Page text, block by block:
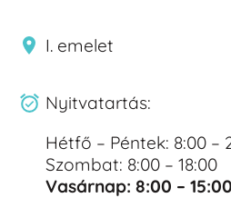
I. emelet
Nyitvatartás:
Hétfő – Péntek: 8:00 –
Szombat: 8:00 – 18:00
Vasárnap: 8:00 – 15:00